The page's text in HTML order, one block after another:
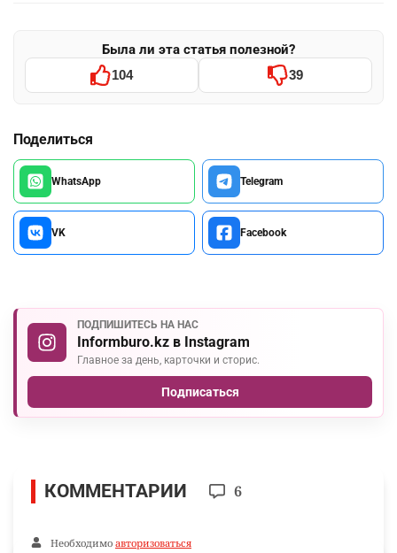
Была ли эта статья полезной?
104 39
Поделиться
WhatsApp Telegram
VK Facebook
ПОДПИШИТЕСЬ НА НАС
Informburo.kz в Instagram
Главное за день, карточки и сторис.
Подписаться
КОММЕНТАРИИ 6
Необходимо авторизоваться